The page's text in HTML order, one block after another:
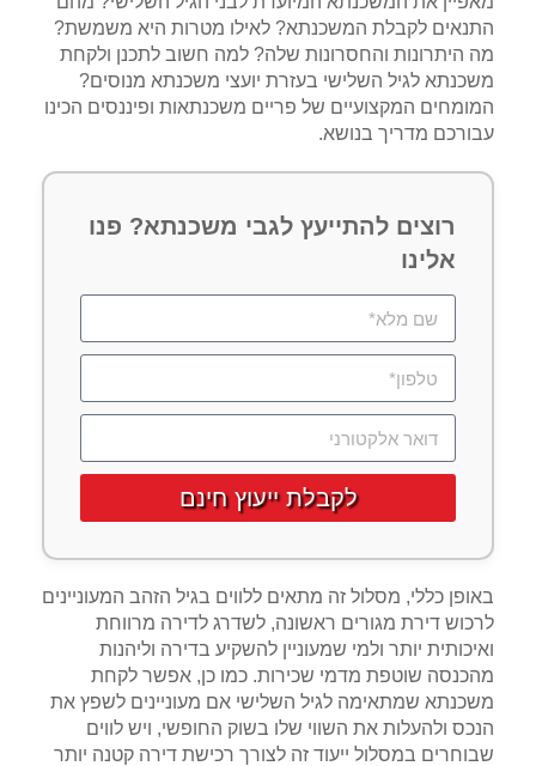
התנאים לקבלת המשכנתא? לאילו מטרות היא משמשת?
מה היתרונות והחסרונות שלה? למה חשוב לתכנן ולקחת
משכנתא לגיל השלישי בעזרת יועצי משכנתא מנוסים?
המומחים המקצועיים של פריים משכנתאות ופיננסים הכינו
עבורכם מדריך בנושא.
רוצים להתייעץ לגבי משכנתא? פנו
אלינו
לקבלת ייעוץ חינם
באופן כללי, מסלול זה מתאים ללווים בגיל הזהב המעוניינים
לרכוש דירת מגורים ראשונה, לשדרג לדירה מרווחת
ואיכותית יותר ולמי שמעוניין להשקיע בדירה וליהנות
מהכנסה שוטפת מדמי שכירות. כמו כן, אפשר לקחת
משכנתא שמתאימה לגיל השלישי אם מעוניינים לשפץ את
הנכס ולהעלות את השווי שלו בשוק החופשי, ויש לווים
שבוחרים במסלול ייעוד זה לצורך רכישת דירה קטנה יותר